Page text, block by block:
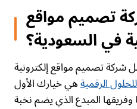
تصميم مواقع
في السعودية؟
شركة تصميم مواقع إلكترونية
الرقميةهي خيارك الأول
المبدع الذي يضم نخبة